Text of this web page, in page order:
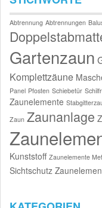
Abtrennung Abtrennungen
Gartenzaun
Komplettzäune
Panel Pfosten Schiebetür
Zaunelemente
Zaun Zaunanlage
Kunststoff Zaunelemente
Sichtschutz